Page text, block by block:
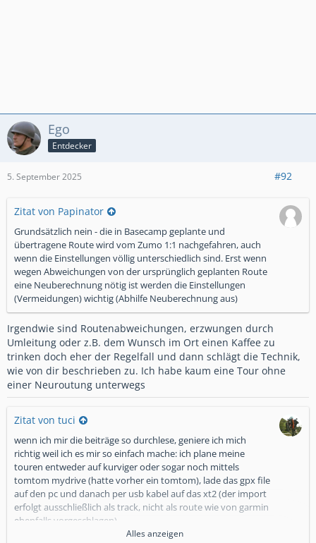
Ego
Entdecker
5. September 2025 #92
Zitat von Papinator
Grundsätzlich nein - die in Basecamp geplante und
übertragene Route wird vom Zumo 1:1 nachgefahren, auch
wenn die Einstellungen völlig unterschiedlich sind. Erst wenn
wegen Abweichungen von der ursprünglich geplanten Route
eine Neuberechnung nötig ist werden die Einstellungen
(Vermeidungen) wichtig (Abhilfe Neuberechnung aus)
Irgendwie sind Routenabweichungen, erzwungen durch
Umleitung oder z.B. dem Wunsch im Ort einen Kaffee zu
trinken doch eher der Regelfall und dann schlägt die Technik,
wie von dir beschrieben zu. Ich habe kaum eine Tour ohne
einer Neuroutung unterwegs
Zitat von tuci
wenn ich mir die beiträge so durchlese, geniere ich mich
richtig weil ich es mir so einfach mache: ich plane meine
touren entweder auf kurviger oder sogar noch mittels
tomtom mydrive (hatte vorher ein tomtom), lade das gpx file
auf den pc und danach per usb kabel auf das xt2 (der import
erfolgt ausschließlich als track, nicht als route wie von garmin
ebenfalls vorgeschlagen).
Alles anzeigen